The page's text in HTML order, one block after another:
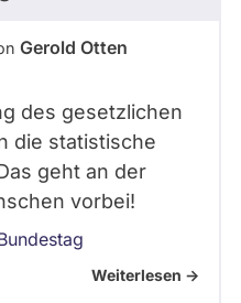
Gerold Otten
des gesetzlichen
die statistische
geht an der
vorbei!
Weiterlesen ->